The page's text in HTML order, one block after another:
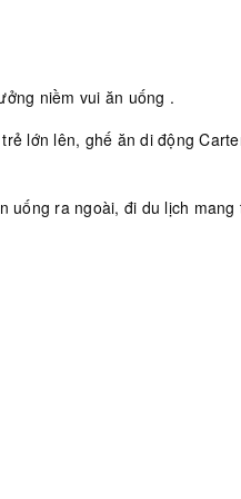
niềm vui ăn uống .
lớn lên, ghế ăn di động
uống ra ngoài, đi du lịch mang